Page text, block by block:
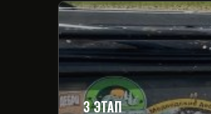
3 ЭТАП